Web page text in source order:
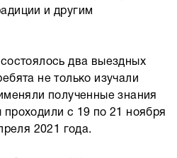
и другим
два выездных
не только изучали
полученные знания
с 19 по 21 ноября
2021 года.